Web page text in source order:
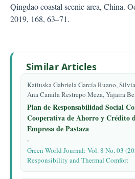
Qingdao coastal scenic area, China.
2019, 168, 63–71.
Similar Articles
Katiuska Gabriela García Ruano,
Ana Camila Restrepo Meza, Yajaira
Plan de Responsabilidad Social
Cooperativa de Ahorro y Crédito
Empresa de Pastaza
,
Green World Journal: Vol. 8 No. 03
Responsibility and Thermal Comfort